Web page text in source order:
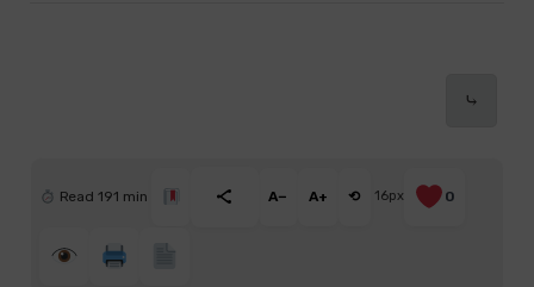
⤷
Read 191 min A− A+ ⟲ 16px 0